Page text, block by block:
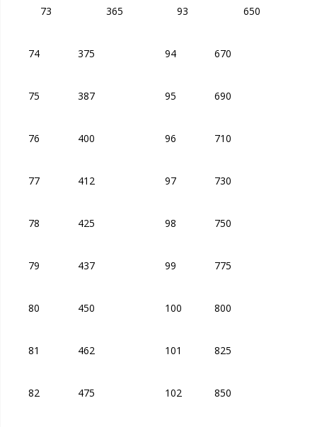
73 365 93 650
74 375 94 670
75 387 95 690
76 400 96 710
77 412 97 730
78 425 98 750
79 437 99 775
80 450 100 800
81 462 101 825
82 475 102 850